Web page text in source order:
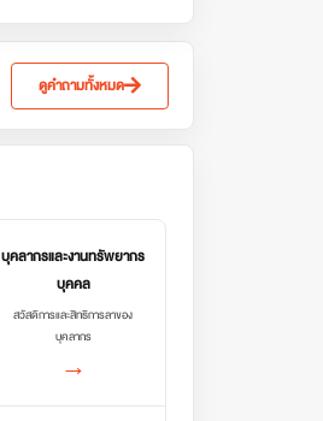
ดูคำถามทั้งหมด
บุคลากรและงานทรัพยากร
บุคคล
สวัสดิการและสิทธิการลาของ
บุคลากร
→